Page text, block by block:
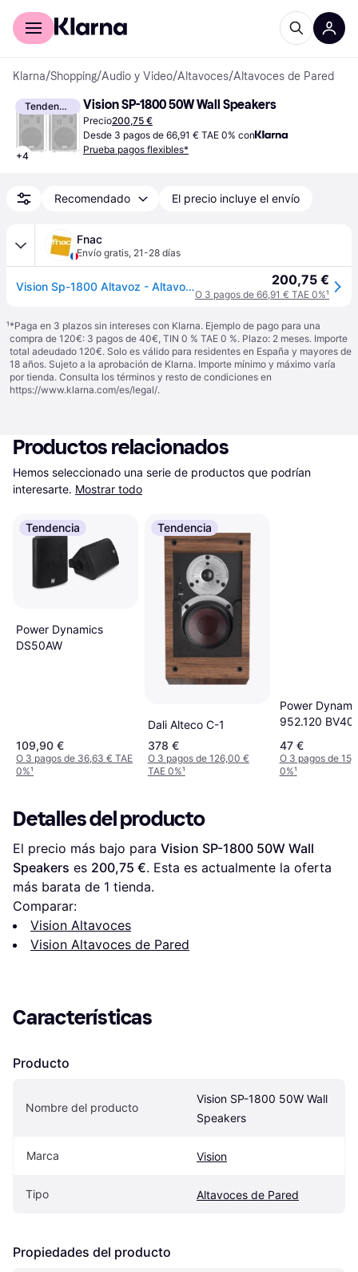
Comprar con Klarna
Klarna/Shopping/Audio y Video/Altavoces/Altavoces de Pared
Tendencia
+4
Vision SP-1800 50W Wall Speakers
Precio200,75 €
Desde 3 pagos de 66,91 € TAE 0% con
Prueba pagos flexibles*
Recomendado El precio incluye el envío
Fnac
Envío gratis, 21-28 días
Vision Sp-1800 Altavoz - Altavoces (montar En La Pared, Universal, Externo, Alámbrico, 80 - 20000 Hz, Color Blanco) 200,75 €
O 3 pagos de 66,91 € TAE 0%¹
¹*Paga en 3 plazos sin intereses con Klarna. Ejemplo de pago para una
compra de 120€: 3 pagos de 40€, TIN 0 % TAE 0 %. Plazo: 2 meses. Importe
total adeudado 120€. Solo es válido para residentes en España y mayores de
18 años. Sujeto a la aprobación de Klarna. Importe mínimo y máximo varía
por tienda. Consulta los términos y resto de condiciones en
https://www.klarna.com/es/legal/.
Productos relacionados
Hemos seleccionado una serie de productos que podrían
interesarte. Mostrar todo
Tendencia
Power Dynamics
DS50AW
109,90 €
O 3 pagos de 36,63 € TAE
0%¹
Tendencia
Dali Alteco C-1
378 €
O 3 pagos de 126,00 €
TAE 0%¹
Power
952.120
47 €
O 3 pagos de
0%¹
Detalles del producto
El precio más bajo para Vision SP-1800 50W Wall
Speakers es 200,75 €. Esta es actualmente la oferta
más barata de 1 tienda.
Comparar:
Vision Altavoces
Vision Altavoces de Pared
Características
Producto
Nombre del producto
Vision SP-1800 50W Wall
Speakers
Marca Vision
Tipo Altavoces de Pared
Propiedades del producto